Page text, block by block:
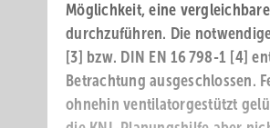
Möglichkeit, eine
durchzuführen. Die
[3] bzw. DIN EN 16 798-1 [4]
Betrachtung ausgeschlossen.
ohnehin ventilatorgestützt